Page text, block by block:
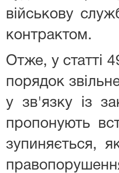
військову
контрактом.
Отже, у статті
порядок
у зв'язку із
пропонують
зупиняється,